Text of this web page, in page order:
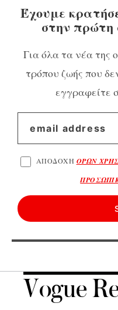
Έχουμε
στην πρώτη
Για όλα τα νέα της
τρόπου ζωής που
εγγραφείτε
ΑΠΟΔΟΧΗ ΟΡΩΝ
Vogue